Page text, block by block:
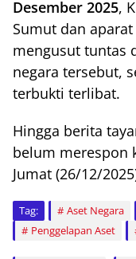
Desember 2025,
Sumut dan
mengusut tuntas
negara tersebut,
terbukti terlibat.
Hingga berita
belum merespon
Jumat (26/12/
Tag: Aset Negara
Penggelapan Aset